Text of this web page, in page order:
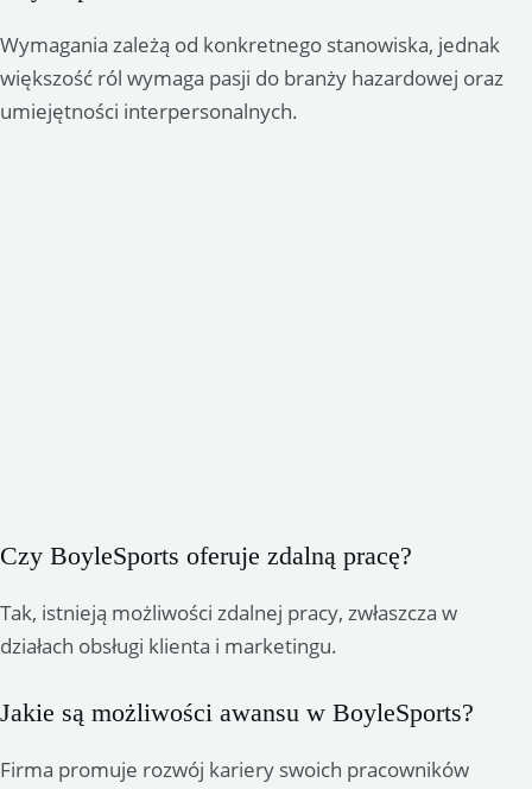
Wymagania zależą od konkretnego stanowiska, jednak
większość ról wymaga pasji do branży hazardowej oraz
umiejętności interpersonalnych.
Czy BoyleSports oferuje zdalną pracę?
Tak, istnieją możliwości zdalnej pracy, zwłaszcza w
działach obsługi klienta i marketingu.
Jakie są możliwości awansu w BoyleSports?
Firma promuje rozwój kariery swoich pracowników